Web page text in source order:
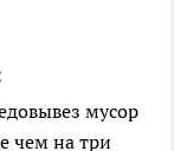
мусор
чем на три